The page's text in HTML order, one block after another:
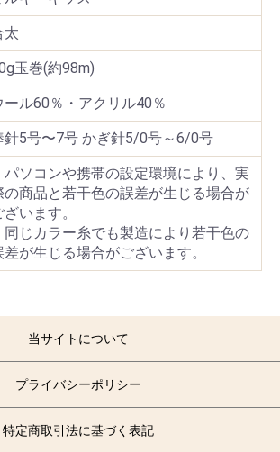
太
玉巻(約98m)
ール60％・アクリル40％
針5号〜7号 かぎ針5/0号～6/0号
パソコンや携帯の設定環境により、実
の商品と若干色の誤差が生じる場合が
ざいます。
同じカラー糸でも製造により若干色の
差が生じる場合がございます。
当サイトについて
プライバシーポリシー
特定商取引法に基づく表記